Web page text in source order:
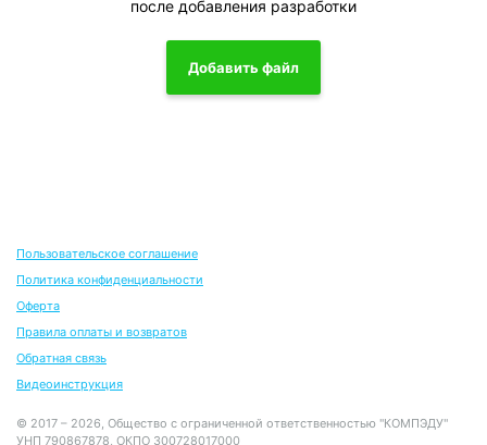
после добавления разработки
Добавить файл
Пользовательское соглашение
Политика конфиденциальности
Оферта
Правила оплаты и возвратов
Обратная связь
Видеоинструкция
© 2017 – 2026, Общество с ограниченной ответственностью "КОМПЭДУ"
УНП 790867878, ОКПО 300728017000